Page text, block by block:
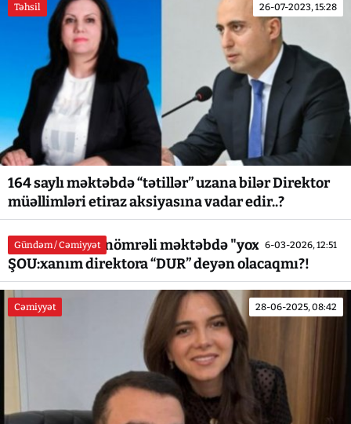
Təhsil 26-07-2023, 15:28
164 saylı məktəbdə “tətillər” uzana bilər Direktor
müəllimləri etiraz aksiyasına vadar edir..?
Gündəm / Cəmiyyət 6-03-2026, 12:51
Yevlax şəhər 7 nömrəli məktəbdə "yoxlama" adlı
ŞOU:xanım direktora “DUR” deyən olacaqmı?!
Cəmiyyət 28-06-2025, 08:42